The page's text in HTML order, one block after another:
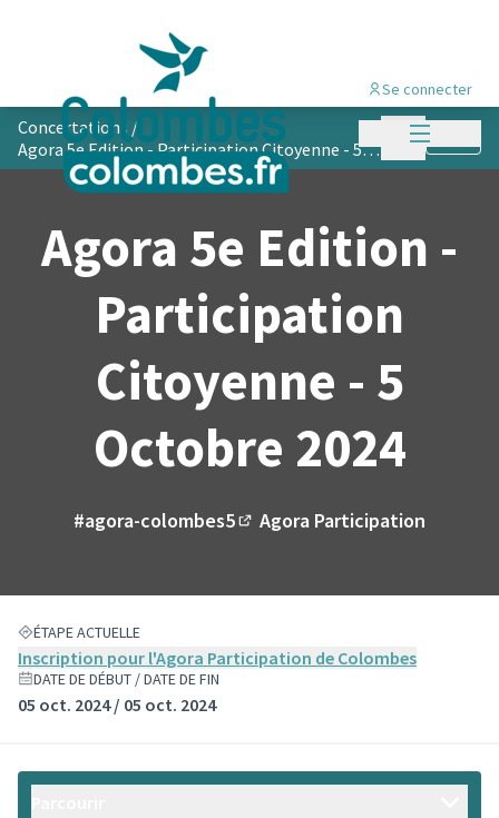
Menu
Se connecter
Concertations /
Agora 5e Edition - Participation Citoyenne - 5 Octobre 2024
Menu Suivre
Agora 5e Edition -
Participation
Citoyenne - 5
Octobre 2024
#agora-colombes5
(Lien externe)
Agora Participation
ÉTAPE ACTUELLE
Inscription pour l'Agora Participation de Colombes
DATE DE DÉBUT / DATE DE FIN
05 oct. 2024 / 05 oct. 2024